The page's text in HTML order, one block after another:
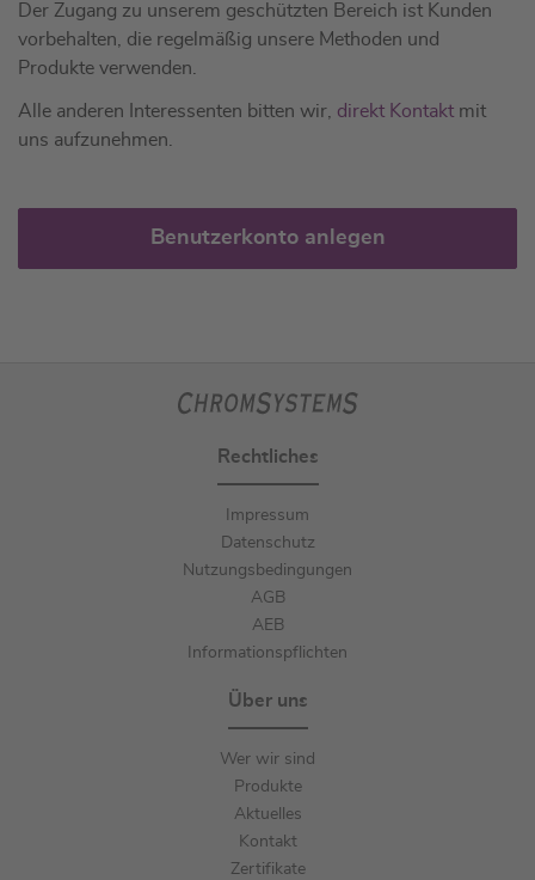
Der Zugang zu unserem geschützten Bereich ist Kunden
vorbehalten, die regelmäßig unsere Methoden und
Produkte verwenden.
Alle anderen Interessenten bitten wir, direkt Kontakt mit
uns aufzunehmen.
Benutzerkonto anlegen
Rechtliches
Impressum
Datenschutz
Nutzungsbedingungen
AGB
AEB
Informationspflichten
Über uns
Wer wir sind
Produkte
Aktuelles
Kontakt
Zertifikate